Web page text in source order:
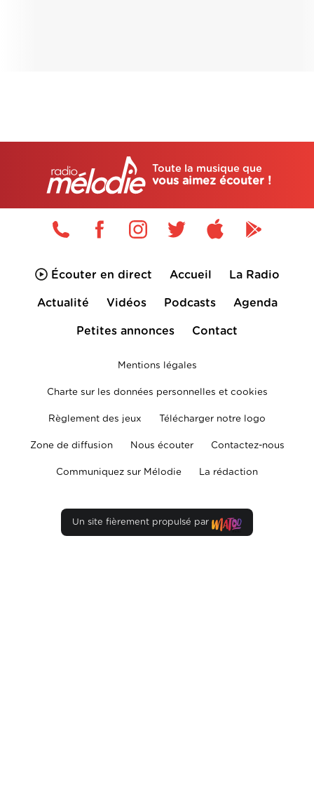
Toute la musique que
vous aimez écouter !
Écouter en direct Accueil La Radio
Actualité Vidéos Podcasts Agenda
Petites annonces Contact
Mentions légales
Charte sur les données personnelles et cookies
Règlement des jeux Télécharger notre logo
Zone de diffusion Nous écouter Contactez-nous
Communiquez sur Mélodie La rédaction
Un site fièrement propulsé par